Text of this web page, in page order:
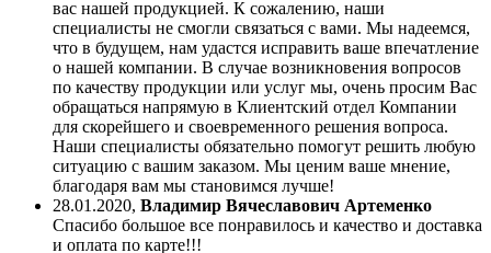
вас нашей продукцией. К сожалению, наши
специалисты не смогли связаться с вами. Мы надеемся,
что в будущем, нам удастся исправить ваше впечатление
о нашей компании. В случае возникновения вопросов
по качеству продукции или услуг мы, очень просим Вас
обращаться напрямую в Клиентский отдел Компании
для скорейшего и своевременного решения вопроса.
Наши специалисты обязательно помогут решить любую
ситуацию с вашим заказом. Мы ценим ваше мнение,
благодаря вам мы становимся лучше!
28.01.2020, Владимир Вячеславович Артеменко
Спасибо большое все понравилось и качество и доставка
и оплата по карте!!!